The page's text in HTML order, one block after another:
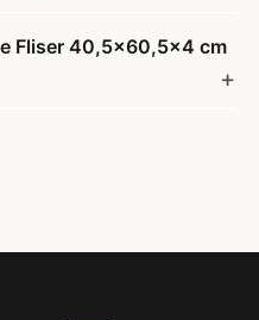
Fliser 40,5x60,5x4 cm